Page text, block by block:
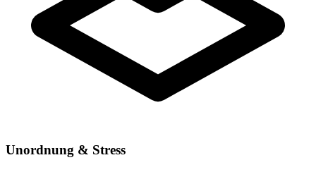
Unordnung & Stress